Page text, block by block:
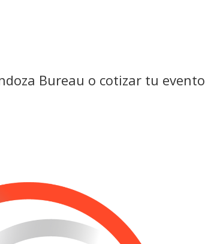
Bureau o cotizar tu evento